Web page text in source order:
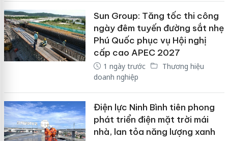
Sun Group: Tăng tốc thi công
ngày đêm tuyến đường sắt nhẹ
Phú Quốc phục vụ Hội nghị
cấp cao APEC 2027
1 ngày trước
Thương hiệu
doanh nghiệp
Điện lực Ninh Bình tiên phong
phát triển điện mặt trời mái
nhà, lan tỏa năng lượng xanh